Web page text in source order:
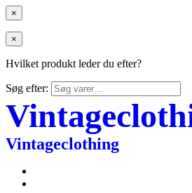
×
×
Hvilket produkt leder du efter?
Søg efter:
Vintageclothing